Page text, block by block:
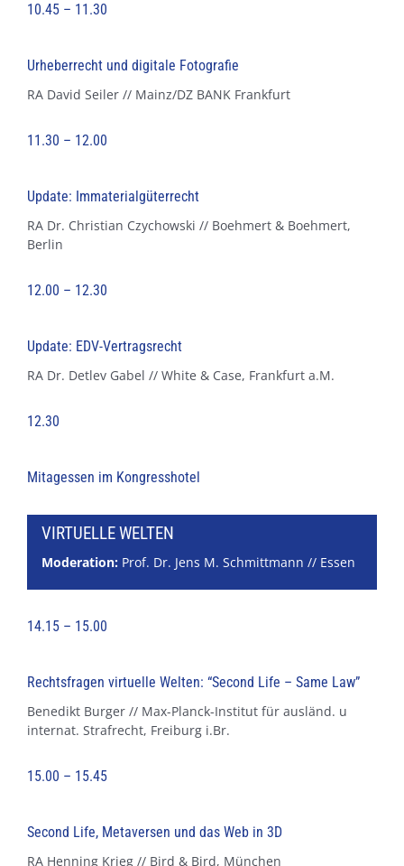
10.45 – 11.30
Urheberrecht und digitale Fotografie
RA David Seiler // Mainz/DZ BANK Frankfurt
11.30 – 12.00
Update: Immaterialgüterrecht
RA Dr. Christian Czychowski // Boehmert & Boehmert,
Berlin
12.00 – 12.30
Update: EDV-Vertragsrecht
RA Dr. Detlev Gabel // White & Case, Frankfurt a.M.
12.30
Mitagessen im Kongresshotel
VIRTUELLE WELTEN
Moderation:Prof. Dr. Jens M. Schmittmann // Essen
14.15 – 15.00
Rechtsfragen virtuelle Welten: “Second Life – Same Law”
Benedikt Burger // Max-Planck-Institut für ausländ. u
internat. Strafrecht, Freiburg i.Br.
15.00 – 15.45
Second Life, Metaversen und das Web in 3D
RA Henning Krieg // Bird & Bird, München